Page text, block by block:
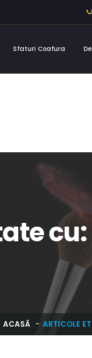
Sfaturi Coafura
ACASĂ ARTICOLE